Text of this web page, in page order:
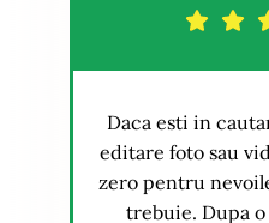
Daca esti in
editare foto sau
zero pentru
trebuie. Dupa